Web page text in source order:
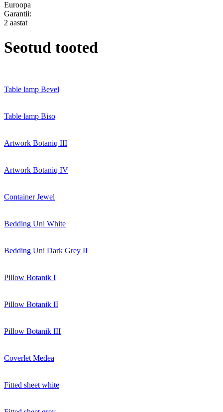
Euroopa
Garantii:
2 aastat
Seotud tooted
Table lamp Bevel
Table lamp Biso
Artwork Botaniq III
Artwork Botaniq IV
Container Jewel
Bedding Uni White
Bedding Uni Dark Grey II
Pillow Botanik I
Pillow Botanik II
Pillow Botanik III
Coverlet Medea
Fitted sheet white